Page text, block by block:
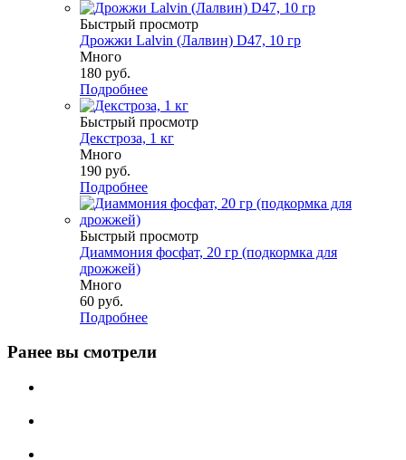
Быстрый просмотр
Дрожжи Lalvin (Лалвин) D47, 10 гр
Много
180 руб.
Подробнее
Быстрый просмотр
Декстроза, 1 кг
Много
190 руб.
Подробнее
Быстрый просмотр
Диаммония фосфат, 20 гр (подкормка для
дрожжей)
Много
60 руб.
Подробнее
Ранее вы смотрели